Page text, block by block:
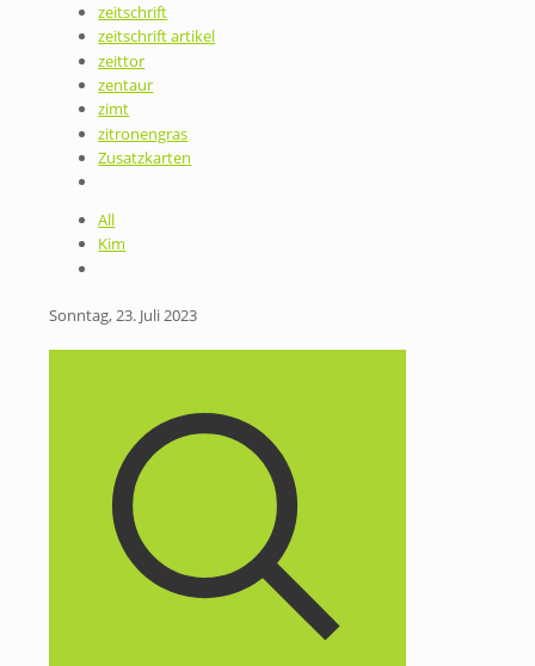
zeitschrift
zeitschrift artikel
zeittor
zentaur
zimt
zitronengras
Zusatzkarten
All
Kim
Sonntag, 23. Juli 2023